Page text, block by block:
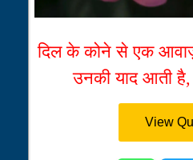
दिल के कोने से एक
उनकी याद आती
View